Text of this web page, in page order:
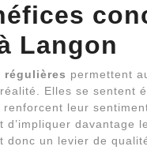
Langon
régulières permettent
Elles se sentent
renforcent leur
d’impliquer davantage
donc un levier de